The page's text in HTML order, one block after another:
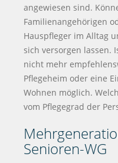
angewiesen sind.
Familienangehörigen
Hauspfleger im Alltag
sich versorgen lassen.
nicht mehr
Pflegeheim oder eine
Wohnen möglich.
vom Pflegegrad der
Senioren-WG